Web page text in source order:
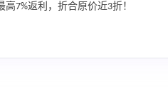
高7%返利，折合原价近3折！